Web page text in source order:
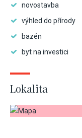
novostavba
výhled do přírody
bazén
byt na investici
Lokalita